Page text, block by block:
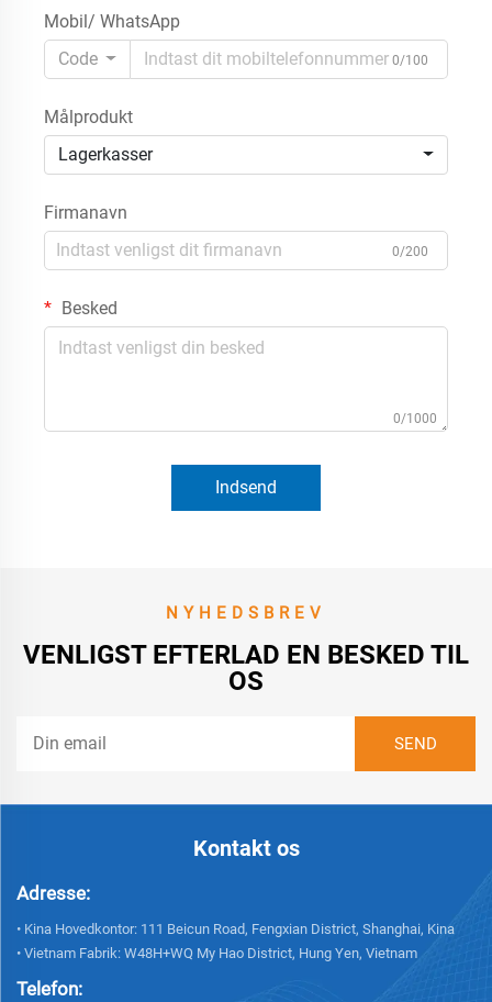
Mobil/ WhatsApp
Code
0/100
Målprodukt
Lagerkasser
Firmanavn
0/200
Besked
0/1000
Indsend
NYHEDSBREV
VENLIGST EFTERLAD EN BESKED TIL
OS
Kontakt os
Adresse:
• Kina Hovedkontor: 111 Beicun Road, Fengxian District, Shanghai, Kina
• Vietnam Fabrik: W48H+WQ My Hao District, Hung Yen, Vietnam
Telefon: